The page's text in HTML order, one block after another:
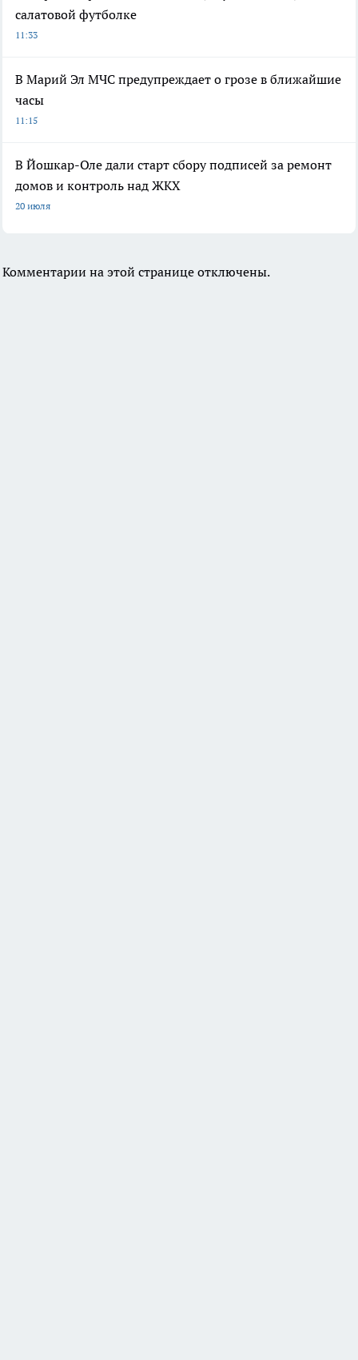
салатовой футболке
11:33
В Марий Эл МЧС предупреждает о грозе в ближайшие
часы
11:15
В Йошкар-Оле дали старт сбору подписей за ремонт
домов и контроль над ЖКХ
20 июля
Комментарии на этой странице отключены.